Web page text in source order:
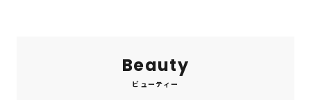
Beauty
ビューティー